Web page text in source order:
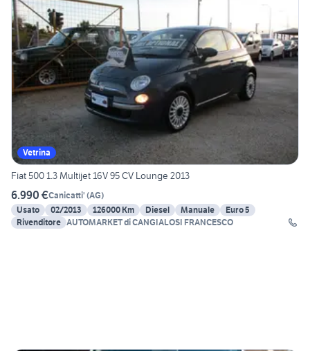
Vetrina
Fiat 500 1.3 Multijet 16V 95 CV Lounge 2013
6.990 €Canicatti' (AG)
Usato
02/2013 126000 Km Diesel Manuale
Euro 5
Rivenditore AUTOMARKET di CANGIALOSI FRANCESCO